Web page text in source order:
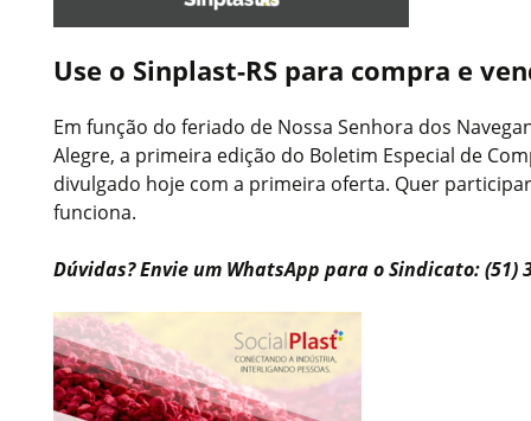
Use o Sinplast-RS para compra e
Em função do feriado de Nossa Senhora dos
Alegre, a primeira edição do Boletim Especial de
divulgado hoje com a primeira oferta. Quer
funciona.
Dúvidas? Envie um WhatsApp para o Sindicato: (51)